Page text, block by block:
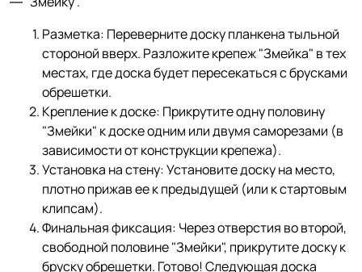
Разметка: Переверните доску планкена тыльной
стороной вверх. Разложите крепеж "Змейка" в тех
местах, где доска будет пересекаться с брусками
обрешетки.
Крепление к доске: Прикрутите одну половину
"Змейки" к доске одним или двумя саморезами (в
зависимости от конструкции крепежа).
Установка на стену: Установите доску на место,
плотно прижав ее к предыдущей (или к стартовым
клипсам).
Финальная фиксация: Через отверстия во второй,
свободной половине "Змейки", прикрутите доску к
бруску обрешетки. Готово! Следующая доска